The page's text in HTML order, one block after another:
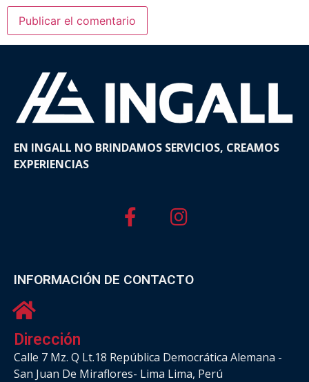
EN INGALL NO BRINDAMOS SERVICIOS, CREAMOS
EXPERIENCIAS
INFORMACIÓN DE CONTACTO
Dirección
Calle 7 Mz. Q Lt.18 República Democrática Alemana -
San Juan De Miraflores- Lima Lima, Perú